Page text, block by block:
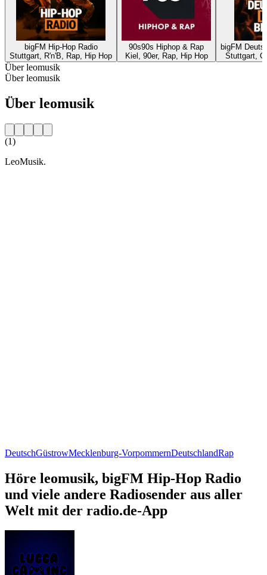
bigFM Hip-Hop Radio
Stuttgart, R'n'B, Rap, Hip Hop
90s90s Hiphop & Rap
Kiel, 90er, Rap, Hip Hop
bigFM
Stuttgart,
Über leomusik
Über leomusik
Über leomusik
(1)
LeoMusik.
DeutschGüstrowMecklenburg-VorpommernDeutschlandRap
Höre leomusik, bigFM Hip-Hop Radio
und viele andere Radiosender aus aller
Welt mit der radio.de-App